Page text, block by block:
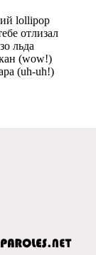
lollipop
отлизал
льда
(wow!)
(uh-uh!)